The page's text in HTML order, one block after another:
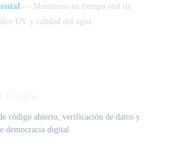
— Monitoreo en tiempo real de
UV y calidad del agua
código abierto, verificación de datos y
democracia digital